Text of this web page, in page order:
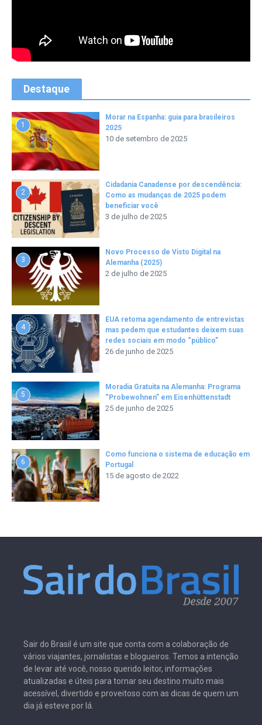
Destaque
1
Morar na Espanha: guia para brasileiros
2025
10 de setembro de 2025
2
Cidadania Canadense por descendência:
Como as mudanças de 2025 podem
beneficiar você
3 de julho de 2025
3
Novo Processo de Visto Digital na
Alemanha (2025)
2 de julho de 2025
4
EUA retoma agendamento de entrevistas
mas pedem que estudantes deixem suas
redes sociais em modo “público”
26 de junho de 2025
5
Moradia Gratuita na Alemanha: Programa
“Probewohnen” em Eisenhüttenstadt
25 de junho de 2025
6
Como funciona o sistema de educação em
Portugal
15 de agosto de 2022
Sair do Brasil é um site que conta com a colaboração de
vários viajantes, jornalistas e blogueiros. Temos a intenção
de levar até você, nosso querido leitor, informações
atualizadas e úteis para tornar seu destino muito mais
acessível, divertido e proveitoso com as dicas de quem um
dia já esteve por lá.